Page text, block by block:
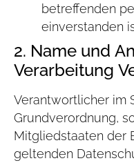
betreffenden
einverstanden
2. Name und
Verarbeitung
Verantwortlicher im
Grundverordnung,
Mitgliedstaaten der
geltenden